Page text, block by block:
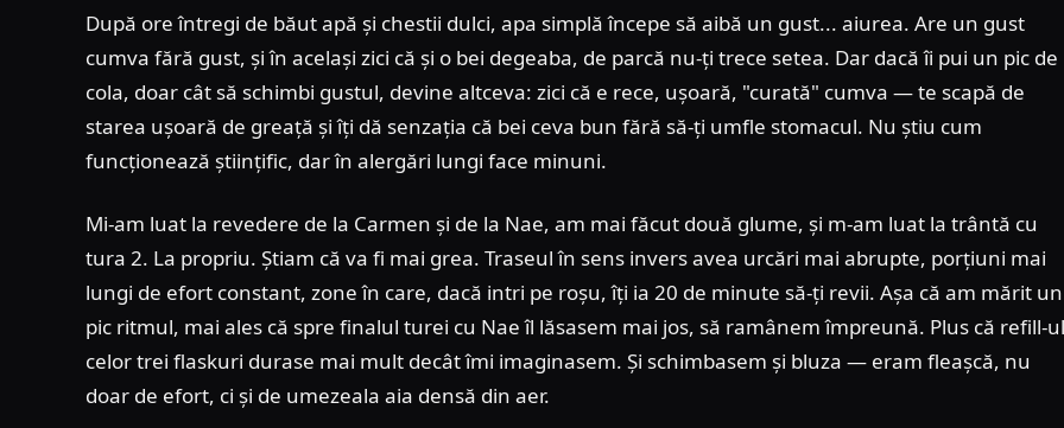
După ore întregi de băut apă și chestii dulci, apa simplă începe să aibă un gust... aiurea. Are un gust
cumva fără gust, și în același zici că și o bei degeaba, de parcă nu-ți trece setea. Dar dacă îi pui un pic de
cola, doar cât să schimbi gustul, devine altceva: zici că e rece, ușoară, "curată" cumva — te scapă de
starea ușoară de greață și îți dă senzația că bei ceva bun fără să-ți umfle stomacul. Nu știu cum
funcționează științific, dar în alergări lungi face minuni.
Mi-am luat la revedere de la Carmen și de la Nae, am mai făcut două glume, și m-am luat la trântă cu
tura 2. La propriu. Știam că va fi mai grea. Traseul în sens invers avea urcări mai abrupte, porțiuni mai
lungi de efort constant, zone în care, dacă intri pe roșu, îți ia 20 de minute să-ți revii. Așa că am mărit un
pic ritmul, mai ales că spre finalul turei cu Nae îl lăsasem mai jos, să ramânem împreună. Plus că refill-ul
celor trei flaskuri durase mai mult decât îmi imaginasem. Și schimbasem și bluza — eram fleașcă, nu
doar de efort, ci și de umezeala aia densă din aer.